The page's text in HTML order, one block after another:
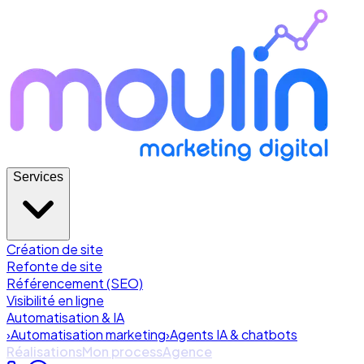
Services
Création de site
Refonte de site
Référencement (SEO)
Visibilité en ligne
Automatisation & IA
›Automatisation marketing›Agents IA & chatbots
RéalisationsMon processAgence